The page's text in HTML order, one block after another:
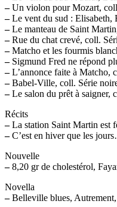
–Un violon pour Mozart,
–Le vent du sud : Elisabeth,
–Le manteau de Saint
–Rue du chat crevé, coll.
–Matcho et les fourmis
–Sigmund Fred ne répond
–L’annonce faite à Matcho,
–Babel-Ville, coll. Série
–Le salon du prêt à saigner,
Récits
–La station Saint Martin est
–C’est en hiver que les
Nouvelle
–8,20 gr de cholestérol,
Novella
–Belleville blues,